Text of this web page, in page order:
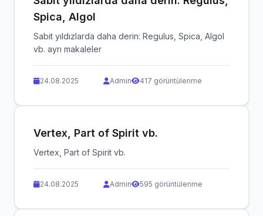
Spica, Algol
Sabit yıldızlarda daha derin: Regulus, Spica, Algol
vb. ayrı makaleler
24.08.2025 Admin 417 görüntülenme
Vertex, Part of Spirit vb.
Vertex, Part of Spirit vb.
24.08.2025 Admin 595 görüntülenme